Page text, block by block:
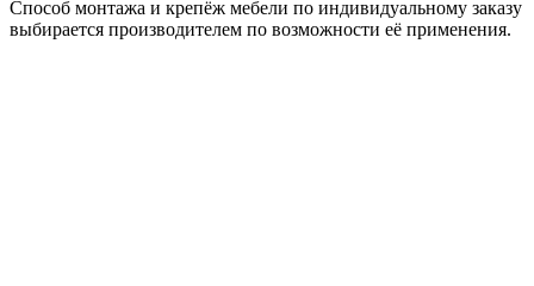
Способ монтажа и крепёж мебели по индивидуальному заказу
выбирается производителем по возможности её применения.